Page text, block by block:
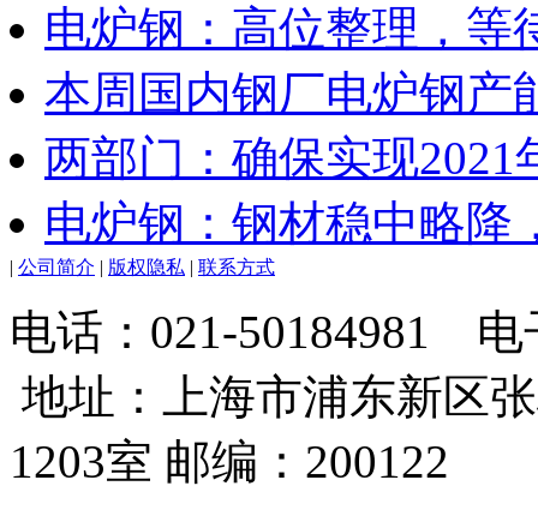
电炉钢：高位整理，等
本周国内钢厂电炉钢产
两部门：确保实现
电炉钢：钢材稳中略降
| 公司简介 | 版权隐私 | 联系方式
电话：021-50184981 电
地址：上海市浦东新区
1203室 邮编：200122